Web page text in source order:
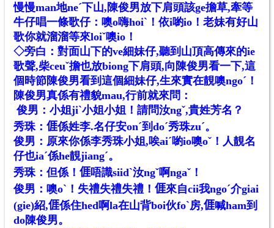
慢慢man地neˊ下山,陳俊男放下肩頭該ge擔草,牽等
牛仔唱一條歌仔：噢o嗨hoiˋ！依i喲io！老妹有好山
歌你就溜溜等來loiˇ噢io！
◇旁白：對面山下的ve細妹仔,聽到山頂高傳來的ie
歌聲,柴ceuˇ擔也放biong下肩頭,向陳俊男看一下,這
個時節陳俊男看到這個細妹仔,生來實在靚噢ngoˊ！
陳俊男真係有禮貌mau,行前就來問：
俊男：小姐jiˋ小姐小姐！請問汝ngˇ,貴姓芳名？
秀珠：𠊎係姓李.名仔安onˊ到doˊ秀珠zuˊ。
俊男：原來你係李秀珠小姐,唉aiˊ喲io噢oˇ！人靚名
仔也iaˊ係he靚jiangˊ。
秀珠：但係！𠊎唔識siidˋ汝ngˇ啊ngaˇ！
俊男：噢oˋ！失禮失禮失禮！ 𠊎來自cii我ngoˊ介giai
(gie)紹,𠊎係住hed啊la在山背boi伙foˋ房,𠊎喊ham到
do陳俊男。